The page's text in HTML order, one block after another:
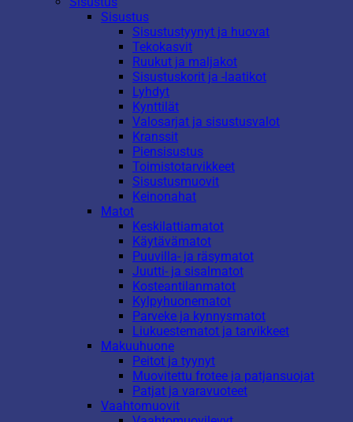
Sisustus
Sisustustyynyt ja huovat
Tekokasvit
Ruukut ja maljakot
Sisustuskorit ja -laatikot
Lyhdyt
Kynttilät
Valosarjat ja sisustusvalot
Kranssit
Piensisustus
Toimistotarvikkeet
Sisustusmuovit
Keinonahat
Matot
Keskilattiamatot
Käytävämatot
Puuvilla- ja räsymatot
Juutti- ja sisalmatot
Kosteantilanmatot
Kylpyhuonematot
Parveke ja kynnysmatot
Liukuestematot ja tarvikkeet
Makuuhuone
Peitot ja tyynyt
Muovitettu frotee ja patjansuojat
Patjat ja varavuoteet
Vaahtomuovit